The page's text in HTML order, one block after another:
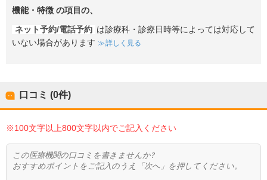
機能・特徴 の項目の、
ネット予約/電話予約 は診療科・診療日時等によっては対応して
いない場合があります
詳しく見る
口コミ (0件)
※100文字以上800文字以内でご記入ください